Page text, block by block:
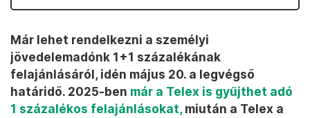
Már lehet rendelkezni a személyi
jövedelemadónk 1+1 százalékának
felajánlásáról, idén május 20. a legvégső
határidő. 2025-ben már a Telex is gyűjthet adó
1 százalékos felajánlásokat,miután a Telex a